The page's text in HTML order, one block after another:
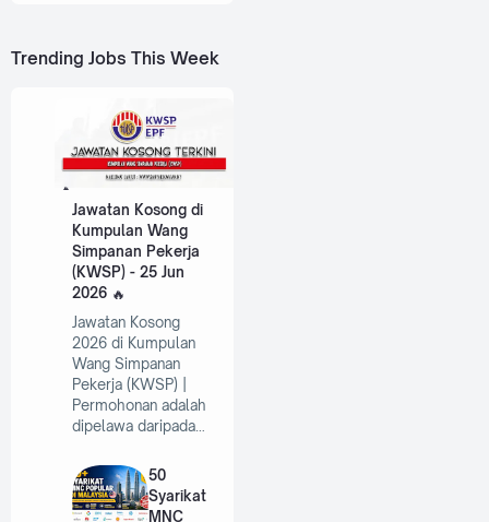
Trending Jobs This Week
Jawatan Kosong di
Kumpulan Wang
Simpanan Pekerja
(KWSP) - 25 Jun
2026
Jawatan Kosong
2026 di Kumpulan
Wang Simpanan
Pekerja (KWSP) |
Permohonan adalah
dipelawa daripada…
50
Syarikat
MNC